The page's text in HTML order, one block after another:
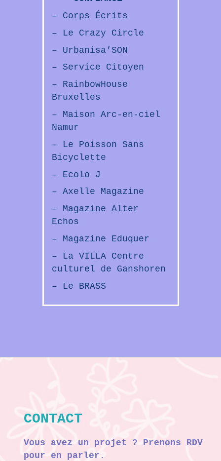
– Corps Écrits
– Le Crazy Circle
– Urbanisa’SON
– Service Citoyen
– RainbowHouse
Bruxelles
– Maison Arc-en-ciel
Namur
– Le Poisson Sans
Bicyclette
– Ecolo J
– Axelle Magazine
– Magazine Alter
Echos
– Magazine Eduquer
– La VILLA Centre
culturel de Ganshoren
– Le BRASS
CONTACT
Vous avez un projet ? Prenons RDV
pour en parler.